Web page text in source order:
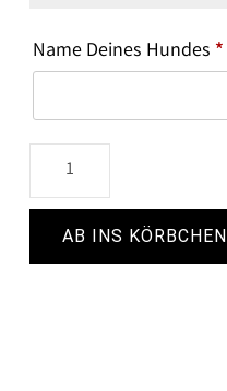
Name Deines Hundes *
AB INS KÖRBCHEN